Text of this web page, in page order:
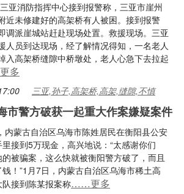
亚消防指挥中心接到报警称，三亚市崖州
近未修建好的高架桥有人被困。接到报警
调派崖城站赶赴现场处置。救援现场。三亚
人员到达现场，经了解情况得知，一名老人
入高架桥缝隙中桥墩处，老人心急下去拉起
多
三亚,孙子,高架桥,高架,缝隙,不慎
市警方破获一起重大作案嫌疑案件
内蒙古自治区乌海市陈姓居民在衡阳县公安
接到5万现金，高兴地说：“太感谢你们
被骗案，这么快就被衡阳警方破了，而且
！”1月7日，内蒙古自治区乌海市稀土高
接到陈某报案称……更多